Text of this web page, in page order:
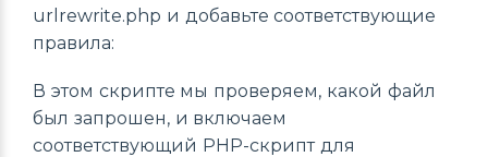
urlrewrite.php и добавьте соответствующие
правила:
В этом скрипте мы проверяем, какой файл
был запрошен, и включаем
соответствующий PHP-скрипт для